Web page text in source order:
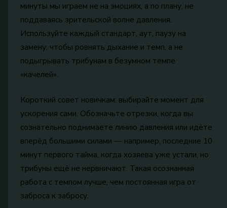
минуты мы играем не на эмоциях, а по плану, не
поддаваясь зрительской волне давления.
Используйте каждый стандарт, аут, паузу на
замену, чтобы ровнять дыхание и темп, а не
подыгрывать трибунам в безумном темпе
«качелей».
Короткий совет новичкам: выбирайте момент для
ускорения сами. Обозначьте отрезки, когда вы
сознательно поднимаете линию давления или идёте
вперёд большими силами — например, последние 10
минут первого тайма, когда хозяева уже устали, но
трибуны ещё не нервничают. Такая осознанная
работа с темпом лучше, чем постоянная игра от
заброса к забросу.